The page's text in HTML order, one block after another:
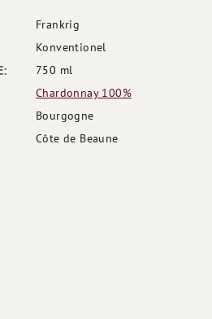
Frankrig
Konventionel
750 ml
Chardonnay 100%
Bourgogne
Côte de Beaune